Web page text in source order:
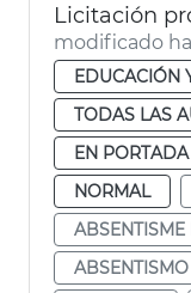
modificado
EDUCACIÓN
TODAS LAS
EN PORTADA
NORMAL
ABSENTISME